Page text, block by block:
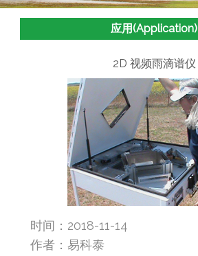
应用(Application)
2D 视频雨滴谱仪
时间：2018-11-14
作者：易科泰